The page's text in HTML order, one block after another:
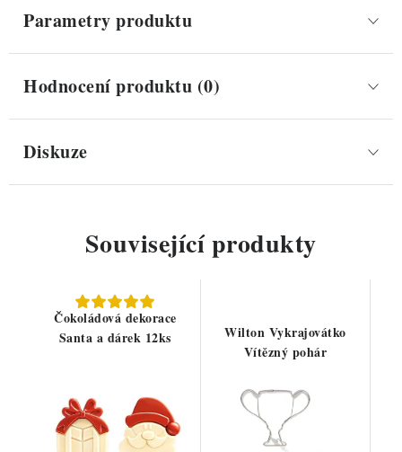
Parametry produktu
Hodnocení produktu (0)
Diskuze
Související produkty
Čokoládová dekorace
Santa a dárek 12ks
Wilton Vykrajovátko
Vítězný pohár